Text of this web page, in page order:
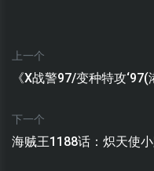
上一个
《X战警97/变种特攻
下一个
海贼王1188话：炽天使